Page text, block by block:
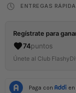
ENTREGAS
Regístrate para
74puntos
Únete al Club